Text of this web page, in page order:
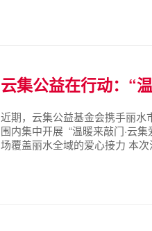
云集公益在行动：“
近期，云集公益基金会携手丽
围内集中开展 “温暖来敲门·云
场覆盖丽水全域的爱心接力 本